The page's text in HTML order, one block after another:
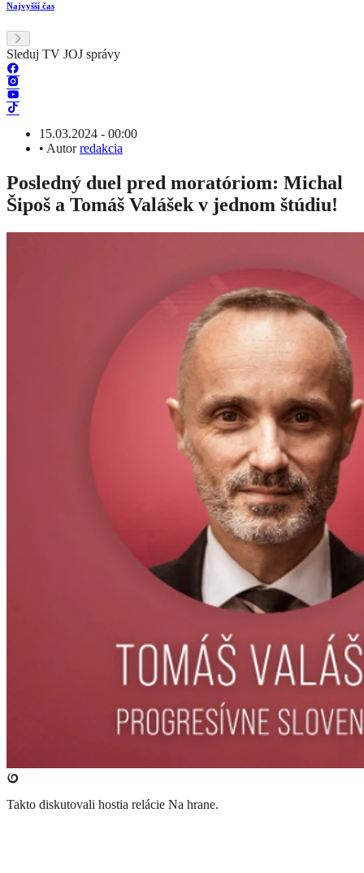
Najvyšší čas
Sleduj TV JOJ správy
15.03.2024 - 00:00
• Autorredakcia
Posledný duel pred moratóriom: Michal
Šipoš a Tomáš Valášek v jednom štúdiu!
Takto diskutovali hostia relácie Na hrane.